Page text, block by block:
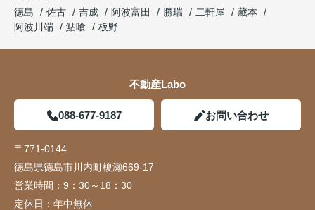
徳島
佐古 吉成 阿波富田 勝瑞 二軒屋
蔵本
阿波川端
鮎喰 板野
不動産Labo
088-677-9187 お問い合わせ
〒771-0144
徳島県徳島市川内町榎瀬669-17
営業時間： 9：30～18：30
定休日： 年中無休